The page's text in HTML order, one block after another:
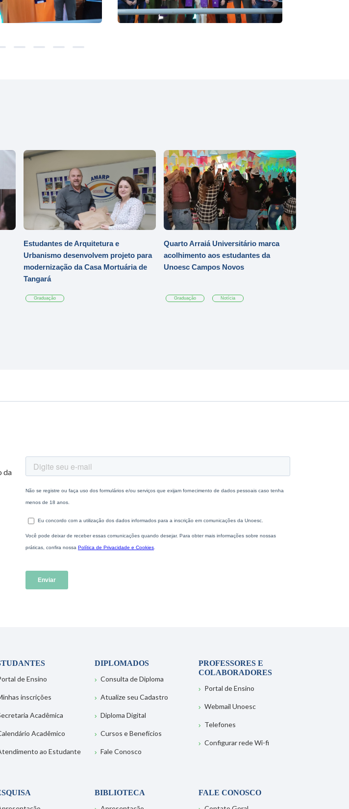
Estudantes de Arquitetura e
Urbanismo desenvolvem projeto para
modernização da Casa Mortuária de
Tangará
Graduação
Quarto Arraiá Universitário marca
acolhimento aos estudantes da
Unoesc Campos Novos
Graduação Notícia
da
de Ensino
inscrições
Acadêmica
Acadêmico
ao Estudante
DIPLOMADOS
Consulta de Diploma
Atualize seu Cadastro
Diploma Digital
Cursos e Benefícios
Fale Conosco
PROFESSORES E
COLABORADORES
Portal de Ensino
Webmail Unoesc
Telefones
Configurar rede Wi-fi
BIBLIOTECA
FALE CONOSCO